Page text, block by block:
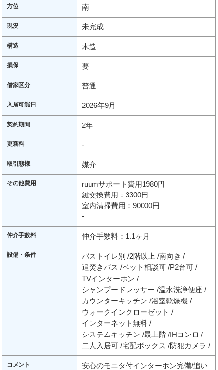
方位 南
現況 未完成
構造 木造
損保 要
借家区分 普通
入居可能日 2026年9月
契約期間 2年
更新料 -
取引態様 媒介
その他費用
ruumサポート費用1980円
鍵交換費用：3300円
室内清掃費用：90000円
-
仲介手数料 仲介手数料：1.1ヶ月
設備・条件 バストイレ別 2階以上 南向き
追焚きバス ペット相談可 P2台可
TVインターホン
シャンプードレッサー 温水洗浄便座
カウンターキッチン 浴室乾燥機
ウォークインクローゼット
インターネット無料
システムキッチン 最上階 IHコンロ
二人入居可 宅配ボックス 防犯カメラ
コメント 安心のモニタ付インターホン完備/追い